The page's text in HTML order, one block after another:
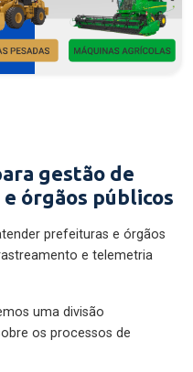
gestão de
órgãos públicos
prefeituras e órgãos
e telemetria
uma divisão
os processos de